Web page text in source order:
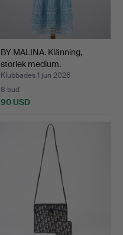
BY MALINA. Klänning,
storlek medium.
Klubbades 1 jun 2026
8 bud
90 USD